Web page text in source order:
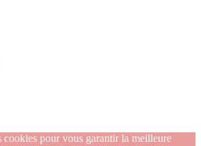
pour vous garantir la meilleure